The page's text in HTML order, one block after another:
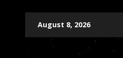
August 8, 2026